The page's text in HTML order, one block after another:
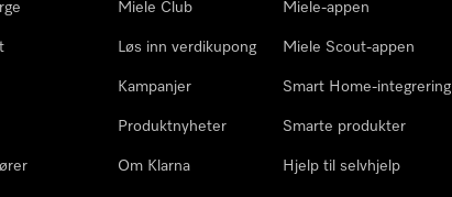
Miele Club
Løs inn verdikupong
Kampanjer
Produktnyheter
Om Klarna
Miele-appen
Miele Scout-appen
Smart Home-integrering
Smarte produkter
Hjelp til selvhjelp